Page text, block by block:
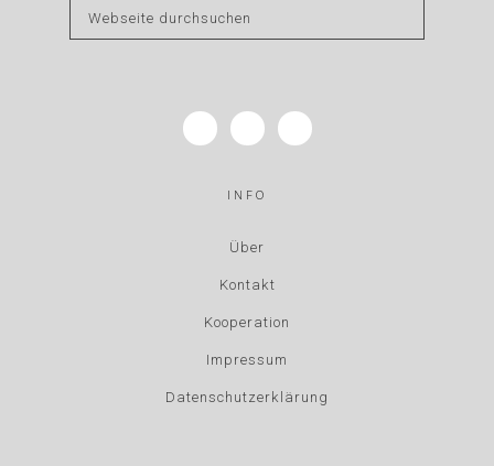
INFO
Über
Kontakt
Kooperation
Impressum
Datenschutzerklärung